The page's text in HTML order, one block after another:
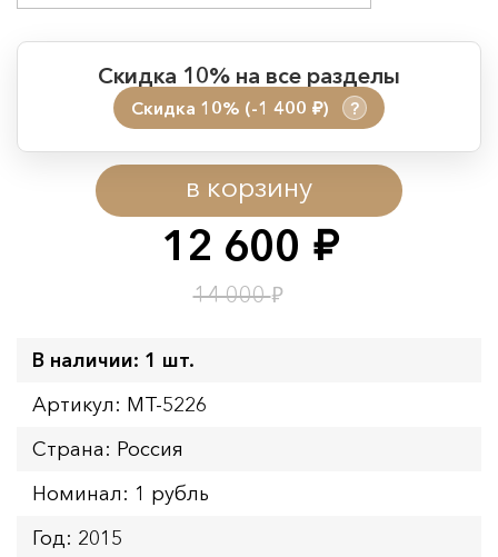
12 600 руб.
14 000₽
в корзину
Скидка 10% на все разделы
Скидка 10% (-1 400 руб.) ?
Период действия акции:
Начало:
08.08.2026 00:01
Окончание:
09.08.2026 23:59
Время до окончания:
В наличии: 1 шт.
Артикул: MT-5226
Страна: Россия
Номинал: 1 рубль
Год: 2015